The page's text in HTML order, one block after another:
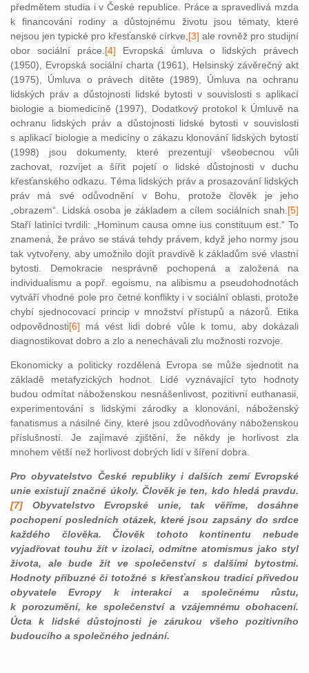
předmětem studia i v České republice. Práce a spravedlivá mzda
k financování rodiny a důstojnému životu jsou tématy, které
nejsou jen typické pro křesťanské církve, [3] ale rovněž pro studijní
obor sociální práce. [4] Evropská úmluva o lidských právech
(1950), Evropská sociální charta (1961), Helsinský závěrečný akt
(1975), Úmluva o právech dítěte (1989), Úmluva na ochranu
lidských práv a důstojnosti lidské bytosti v souvislosti s aplikací
biologie a biomedicíně (1997), Dodatkový protokol k Úmluvě na
ochranu lidských práv a důstojnosti lidské bytosti v souvislosti
s aplikací biologie a medicíny o zákazu klonování lidských bytostí
(1998) jsou dokumenty, které prezentují všeobecnou vůli
zachovat, rozvíjet a šířit pojetí o lidské důstojnosti v duchu
křesťanského odkazu. Téma lidských práv a prosazování lidských
práv má své odůvodnění v Bohu, protože člověk je jeho
„obrazem“. Lidská osoba je základem a cílem sociálních snah. [5]
Staří latiníci tvrdili: „Hominum causa omne ius constituum est.“ To
znamená, že právo se stává tehdy právem, když jeho normy jsou
tak vytvořeny, aby umožnilo dojít pravdivě k základům své vlastní
bytosti. Demokracie nesprávně pochopená a založená na
individualismu a popř. egoismu, na alibismu a pseudohodnotách
vytváří vhodné pole pro četné konflikty i v sociální oblasti, protože
chybí sjednocovací princip v množství přístupů a názorů. Etika
odpovědnosti[6] má vést lidi dobré vůle k tomu, aby dokázali
diagnostikovat dobro a zlo a nenechávali zlu možnosti rozvoje.
Ekonomicky a politicky rozdělená Evropa se může sjednotit na
základě metafyzických hodnot. Lidé vyznávající tyto hodnoty
budou odmítat náboženskou nesnášenlivost, pozitivní euthanasii,
experimentování s lidskými zárodky a klonování, náboženský
fanatismus a násilné činy, které jsou zdůvodňovány náboženskou
příslušností. Je zajímavé zjištění, že někdy je horlivost zla
mnohem větší než horlivost dobrých lidí v šíření dobra.
Pro obyvatelstvo České republiky i dalších zemí Evropské
unie existují značné úkoly. Člověk je ten, kdo hledá pravdu.
[7] Obyvatelstvo Evropské unie, tak věříme, dosáhne
pochopení posledních otázek, které jsou zapsány do srdce
každého člověka. Člověk tohoto kontinentu nebude
vyjadřovat touhu žít v izolaci, odmítne atomismus jako styl
života, ale bude žít ve společenství s dalšími bytostmi.
Hodnoty příbuzné či totožné s křesťanskou tradicí přivedou
obyvatele Evropy k interakci a společnému růstu,
k porozumění, ke společenství a vzájemnému obohacení.
Úcta k lidské důstojnosti je zárukou všeho pozitivního
budoucího a společného jednání.